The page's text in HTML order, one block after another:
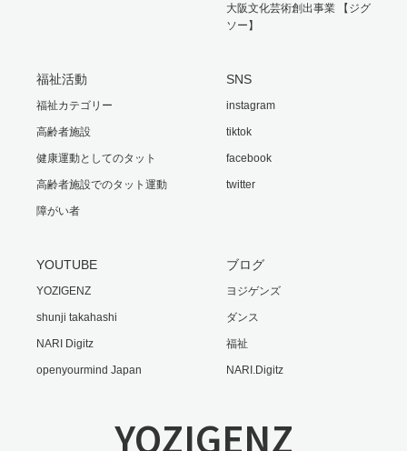
大阪文化芸術創出事業 【ジグ
ソー】
福祉活動
福祉カテゴリー
高齢者施設
健康運動としてのタット
高齢者施設でのタット運動
障がい者
SNS
instagram
tiktok
facebook
twitter
YOUTUBE
YOZIGENZ
shunji takahashi
NARI Digitz
openyourmind Japan
ブログ
ヨジゲンズ
ダンス
福祉
NARI.Digitz
YOZIGENZ